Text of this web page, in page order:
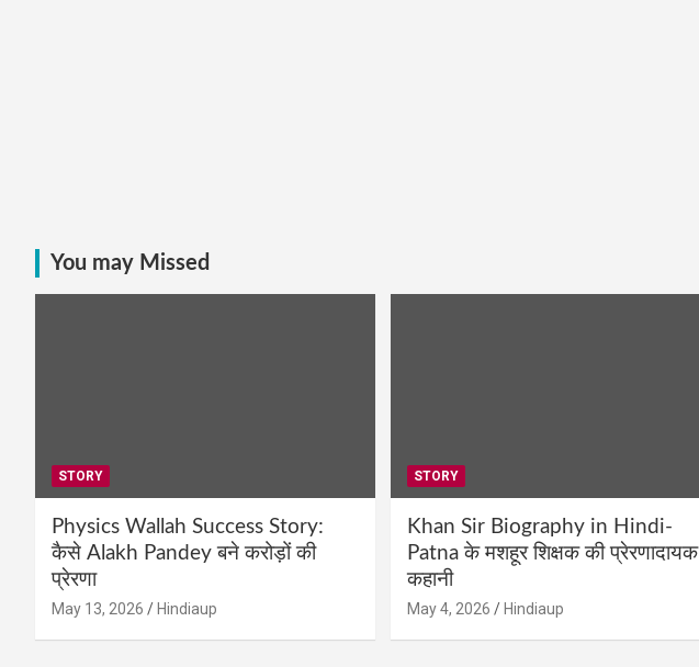
You may Missed
STORY
Physics Wallah Success Story:
कैसे Alakh Pandey बने करोड़ों की
प्रेरणा
May 13, 2026 Hindiaup
STORY
Khan Sir Biography in Hindi-
Patna के मशहूर शिक्षक की प्रेरणादायक
कहानी
May 4, 2026 Hindiaup